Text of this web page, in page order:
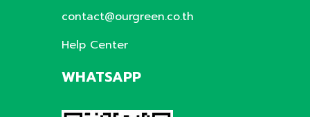
contact@ourgreen.co.th
Help Center
WHATSAPP